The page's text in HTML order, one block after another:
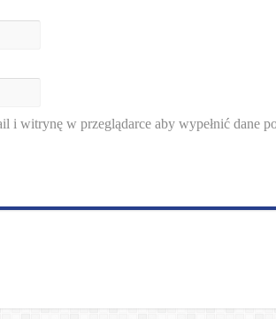
i witrynę w przeglądarce aby wypełnić dane